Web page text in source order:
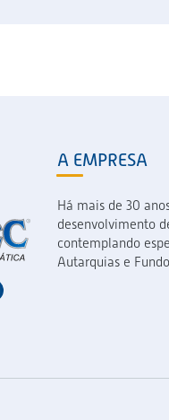
A EMPRESA
Há mais de 30
desenvolvimento
contemplando
Autarquias e